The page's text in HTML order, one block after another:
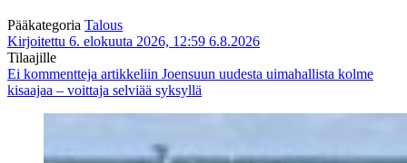
Pääkategoria Talous
Kirjoitettu 6. elokuuta 2026, 12:59 6.8.2026
Tilaajille
Ei kommentteja artikkeliin Joensuun uudesta uimahallista kolme
kisaajaa – voittaja selviää syksyllä